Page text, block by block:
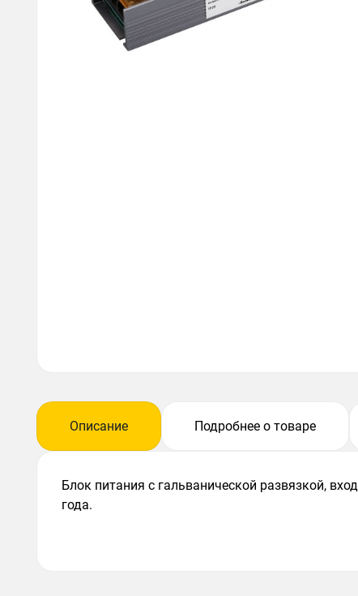
Описание Подробнее о товаре
Блок питания с гальванической развязкой,
года.